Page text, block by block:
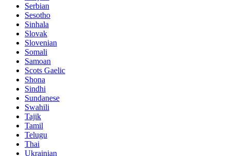
Serbian
Sesotho
Sinhala
Slovak
Slovenian
Somali
Samoan
Scots Gaelic
Shona
Sindhi
Sundanese
Swahili
Tajik
Tamil
Telugu
Thai
Ukrainian